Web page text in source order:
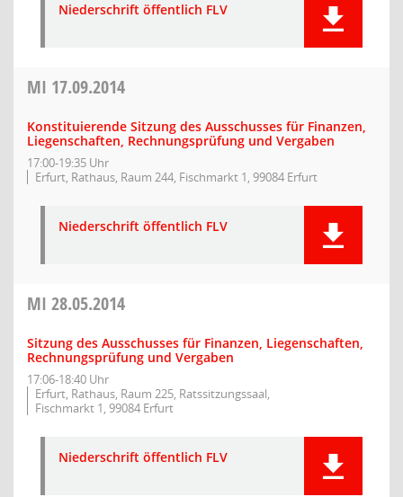
Niederschrift öffentlich FLV
MI 17.09.2014
Konstituierende Sitzung des Ausschusses für Finanzen,
Liegenschaften, Rechnungsprüfung und Vergaben
17:00-19:35 Uhr
Erfurt, Rathaus, Raum 244, Fischmarkt 1, 99084 Erfurt
Niederschrift öffentlich FLV
MI 28.05.2014
Sitzung des Ausschusses für Finanzen, Liegenschaften,
Rechnungsprüfung und Vergaben
17:06-18:40 Uhr
Erfurt, Rathaus, Raum 225, Ratssitzungssaal,
Fischmarkt 1, 99084 Erfurt
Niederschrift öffentlich FLV